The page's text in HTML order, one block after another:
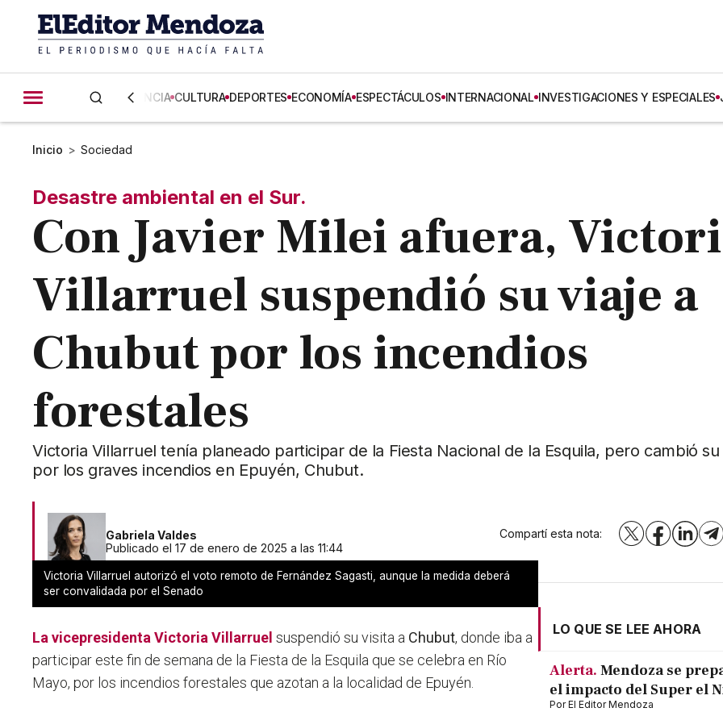
CIENCIA CULTURA DEPORTES ECONOMÍA ESPECTÁCULOS INTERNACIONAL INVESTIGACIONES Y ESPECIALES
Inicio > Sociedad
Desastre ambiental en el Sur.
Con Javier Milei afuera,
Villarruel suspendió su viaje a
Chubut por los incendios
forestales
Victoria Villarruel tenía planeado participar de la Fiesta Nacional de la Esquila, pero cambió
por los graves incendios en Epuyén, Chubut.
Gabriela Valdes
Publicado el 17 de enero de 2025 a las 11:44
Compartí esta nota: X Facebook
Victoria Villarruel autorizó el voto remoto de Fernández Sagasti, aunque la medida deberá
ser convalidada por el Senado
La vicepresidenta Victoria Villarruelsuspendió su visita a Chubut, donde iba a
participar este fin de semana de la Fiesta de la Esquila que se celebra en Río
Mayo, por los incendios forestales que azotan a la localidad de Epuyén.
LO QUE SE LEE AHORA
Alerta. Mendoza se
el impacto del Super el
PorEl Editor Mendoza